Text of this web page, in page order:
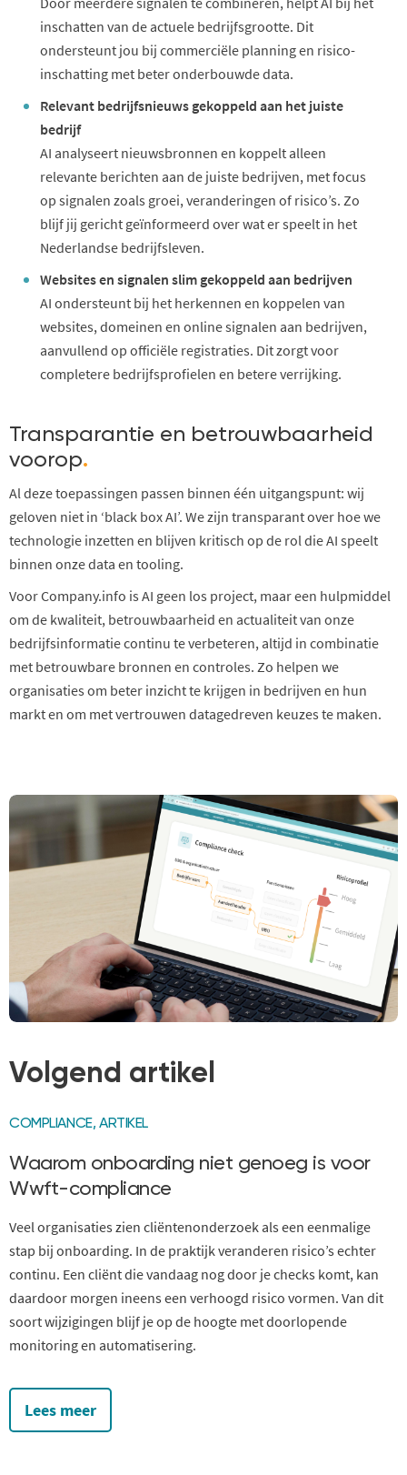
inschatten van de actuele bedrijfsgrootte. Dit
ondersteunt jou bij commerciële planning en risico-
inschatting met beter onderbouwde data.
Relevant bedrijfsnieuws gekoppeld aan het juiste
bedrijf
AI analyseert nieuwsbronnen en koppelt alleen
relevante berichten aan de juiste bedrijven, met focus
op signalen zoals groei, veranderingen of risico’s. Zo
blijf jij gericht geïnformeerd over wat er speelt in het
Nederlandse bedrijfsleven.
Websites en signalen slim gekoppeld aan bedrijven
AI ondersteunt bij het herkennen en koppelen van
websites, domeinen en online signalen aan bedrijven,
aanvullend op officiële registraties. Dit zorgt voor
completere bedrijfsprofielen en betere verrijking.
Transparantie en betrouwbaarheid
voorop.
Al deze toepassingen passen binnen één uitgangspunt: wij
geloven niet in ‘black box AI’. We zijn transparant over hoe we
technologie inzetten en blijven kritisch op de rol die AI speelt
binnen onze data en tooling.
Voor Company.info is AI geen los project, maar een hulpmiddel
om de kwaliteit, betrouwbaarheid en actualiteit van onze
bedrijfsinformatie continu te verbeteren, altijd in combinatie
met betrouwbare bronnen en controles. Zo helpen we
organisaties om beter inzicht te krijgen in bedrijven en hun
markt en om met vertrouwen datagedreven keuzes te maken.
Volgend artikel
COMPLIANCE, ARTIKEL
Waarom onboarding niet genoeg is voor
Wwft-compliance
Veel organisaties zien cliëntenonderzoek als een eenmalige
stap bij onboarding. In de praktijk veranderen risico’s echter
continu. Een cliënt die vandaag nog door je checks komt, kan
daardoor morgen ineens een verhoogd risico vormen. Van dit
soort wijzigingen blijf je op de hoogte met doorlopende
monitoring en automatisering.
Lees meer